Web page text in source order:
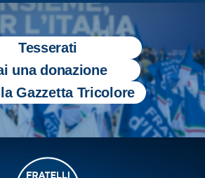
Tesserati
una donazione
Gazzetta Tricolore